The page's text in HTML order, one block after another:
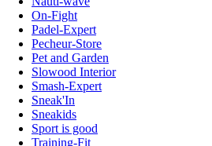
On-Fight
Padel-Expert
Pecheur-Store
Pet and Garden
Slowood Interior
Smash-Expert
Sneak'In
Sneakids
Sport is good
Training-Fit